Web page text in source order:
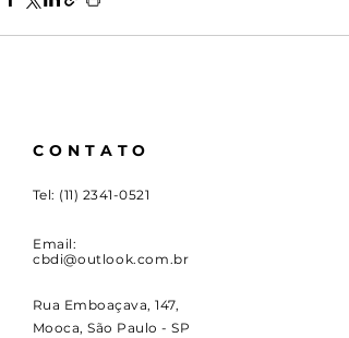
CONTATO
Tel: (11) 2341-0521
Email:
cbdi@outlook.com.br
Rua Emboaçava, 147,
Mooca, São Paulo - SP